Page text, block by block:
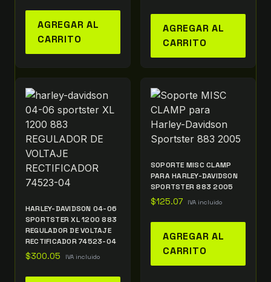
AGREGAR AL
CARRITO
AGREGAR AL
CARRITO
HARLEY-DAVIDSON 04-06
SPORTSTER XL 1200 883
REGULADOR DE VOLTAJE
RECTIFICADOR 74523-04
$300.05 IVA incluido
SOPORTE MISC CLAMP
PARA HARLEY-DAVIDSON
SPORTSTER 883 2005
$125.07 IVA incluido
AGREGAR AL
CARRITO